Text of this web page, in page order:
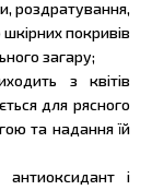
роздратування,
покривів
загару;
з квітів
для рясного
та надання їй
і